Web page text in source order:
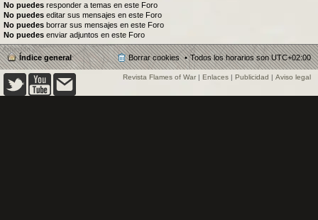
No puedes responder a temas en este Foro
No puedes editar sus mensajes en este Foro
No puedes borrar sus mensajes en este Foro
No puedes enviar adjuntos en este Foro
Índice general Todos los horarios sonUTC+02:00
Borrar cookies
Revista Flames of War | Enlaces | Publicidad | Aviso legal